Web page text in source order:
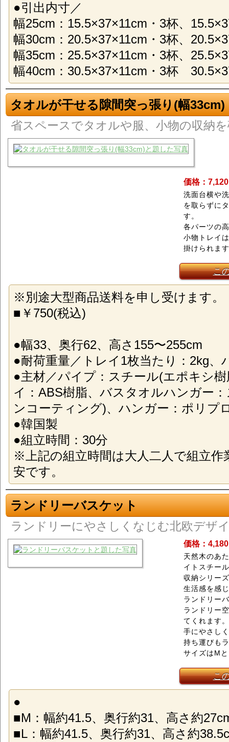
●引出内寸／
幅25cm：15.5×37×11cm・3杯、
幅30cm：20.5×37×11cm・3杯、
幅35cm：25.5×37×11cm・3杯、
幅40cm：30.5×37×11cm・3杯
タオルが干せる隙間突っ張り(幅33cm)
省スペースでタオルや服、小物の収納
価格：
洗面台横や
を取らずに
す。
各パーツの
小物トレイ
掛けられま
こ
※別途大型商品送料を申し受けます。
■￥750(税込)
●幅33、奥行62、高さ155〜255cm
●耐荷重量／トレイ1枚当たり：2kg、
●主材／パイプ：スチール(エポキシ
イ：ABS樹脂、バスタオルハンガー
ンコーティング)、ハンガー：ポリプ
●韓国製
●組立時間：30分
※上記の組立時間は大人二人で組立作
安です。
ランドリーバスケット
ランドリーにやさしくなじむ北欧デザ
価格：
天然木のあ
イトスチー
収納シリー
生活感を感
ランドリー
ランドリー
てくれます。
手にやさし
持ち運びも
サイズはM
こ
●
■M：幅約41.5、奥行約31、高さ約
■L：幅約41.5、奥行約31、高さ約